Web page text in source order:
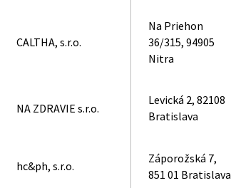
CALTHA, s.r.o.
Na Priehon
36/315, 94905
Nitra
NA ZDRAVIE s.r.o.
Levická 2, 82108
Bratislava
hc&ph, s.r.o.
Záporožská 7,
851 01 Bratislava